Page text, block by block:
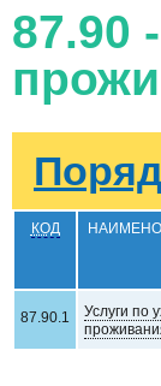
87.90
КОД
87.90.1
Услуги по